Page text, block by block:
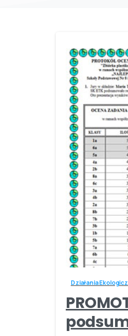
Działania